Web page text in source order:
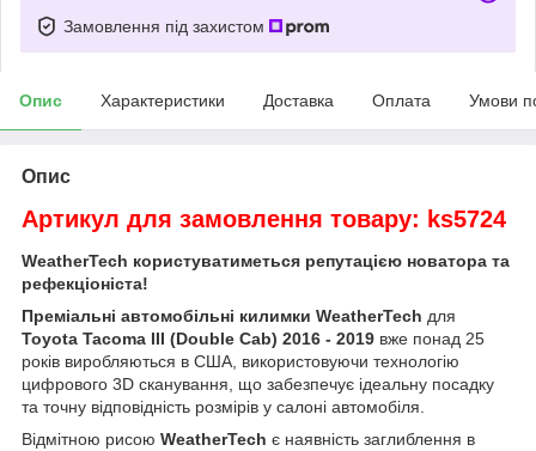
Замовлення під захистом
Опис Характеристики Доставка Оплата Умови
Опис
Артикул для замовлення товару: ks5724
WeatherTech користуватиметься репутацією новатора та
рефекціоніста!
Преміальні автомобільні килимки WeatherTech для
Toyota Tacoma III (Double Cab) 2016 - 2019 вже понад 25
років виробляються в США, використовуючи технологію
цифрового 3D сканування, що забезпечує ідеальну посадку
та точну відповідність розмірів у салоні автомобіля.
Відмітною рисою WeatherTech є наявність заглиблення в